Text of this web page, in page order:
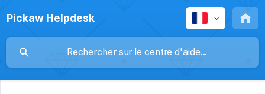
Pickaw Helpdesk